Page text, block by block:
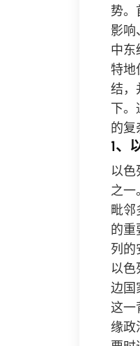
势。
影响
中东
特地
结，
下。
的复
1、
以
之一
毗邻
的重
列的
以
边国
这一
缘政